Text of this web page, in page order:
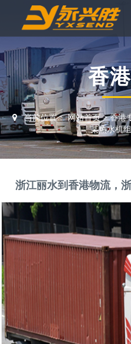
香
当前位置：网站首页>香港
某热水机
浙江丽水到香港物流，